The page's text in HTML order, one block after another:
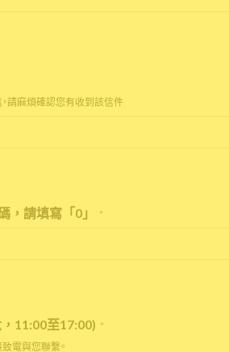
請麻煩確認您有收到該信件
，請填寫「0」 *
11:00至17:00) *
電與您聯繫。